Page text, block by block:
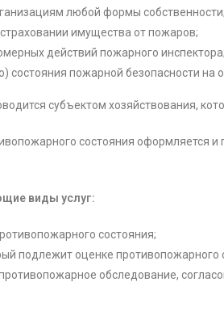
любой формы собственности;
имущества от пожаров;
действий пожарного инспектора;
состояния пожарной безопасности на
субъектом хозяйствования,
состояния оформляется
виды услуг:
состояния;
подлежит оценке противопожарного
обследование,